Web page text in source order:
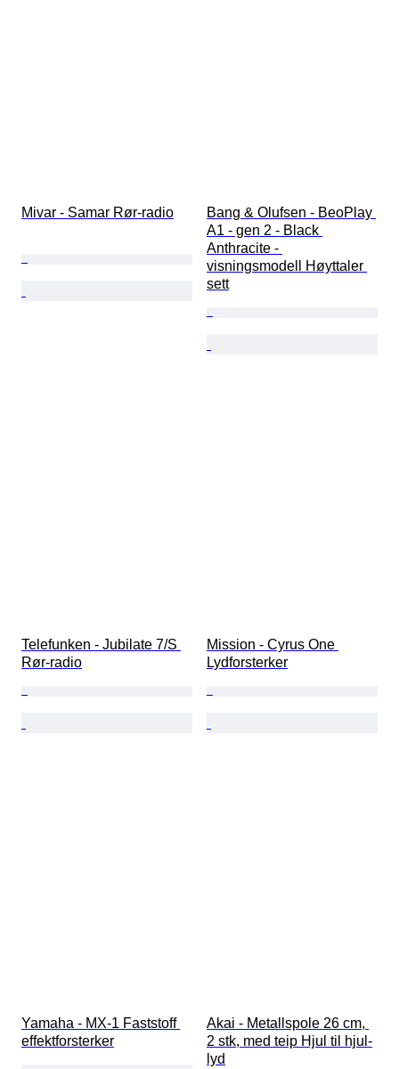
Mivar - Samar Rør-radio
Bang & Olufsen - BeoPlay
A1 - gen 2 - Black
Anthracite -
visningsmodell Høyttaler
sett
Telefunken - Jubilate 7/S
Rør-radio
Mission - Cyrus One
Lydforsterker
Yamaha - MX-1 Faststoff
effektforsterker
Akai - Metallspole 26 cm,
2 stk, med teip Hjul til hjul-
lyd